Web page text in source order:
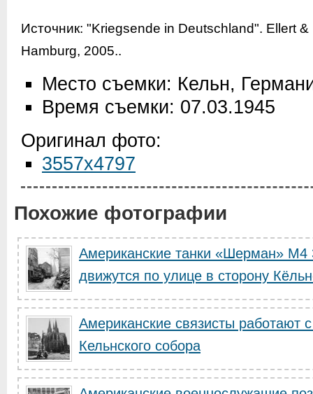
Источник: "Kriegsende in Deutschland". Ellert
Hamburg, 2005..
Место съемки: Кельн,
Время съемки: 07.03.1945
Оригинал фото:
3557x4797
Похожие фотографии
Американские танки «Шерман» М4
движутся по улице в сторону
Американские связисты работают
Кельнского собора